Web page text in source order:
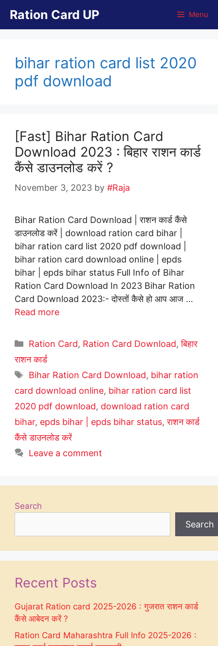
content
Ration Card UP Menu
bihar ration card list 2020
pdf download
[Fast] Bihar Ration Card
Download 2023 : बिहार राशन कार्ड
कैंसे डाउनलोड करें ?
November 3, 2023 by #Raja
Bihar Ration Card Download | राशन कार्ड कैंसे
डाउनलोड करें | download ration card bihar |
bihar ration card list 2020 pdf download |
bihar ration card download online | epds
bihar | epds bihar status Full Info of Bihar
Ration Card Download In 2023 Bihar Ration
Card Download 2023:- दोस्तों कैसे हो आप आज …
Read more
Categories
Ration Card, Ration Card Download,बिहार
राशन कार्ड
Tags
Bihar Ration Card Download, bihar ration
card download online, bihar ration card list
2020 pdf download, download ration card
bihar, epds bihar | epds bihar status,राशन कार्ड
कैंसे डाउनलोड करें
Leave a comment
Search
Search
Recent Posts
Gujarat Ration card 2025-2026 : गुजरात राशन कार्ड
कैंसे आबेदन करें ?
Ration Card Maharashtra Full Info 2025-2026 :